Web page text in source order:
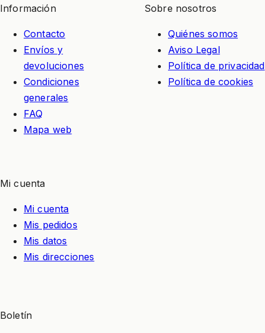
Información
Contacto
Envíos y
devoluciones
Condiciones
generales
FAQ
Mapa web
Sobre nosotros
Quiénes somos
Aviso Legal
Política de privacidad
Política de cookies
Mi cuenta
Mi cuenta
Mis pedidos
Mis datos
Mis direcciones
Boletín